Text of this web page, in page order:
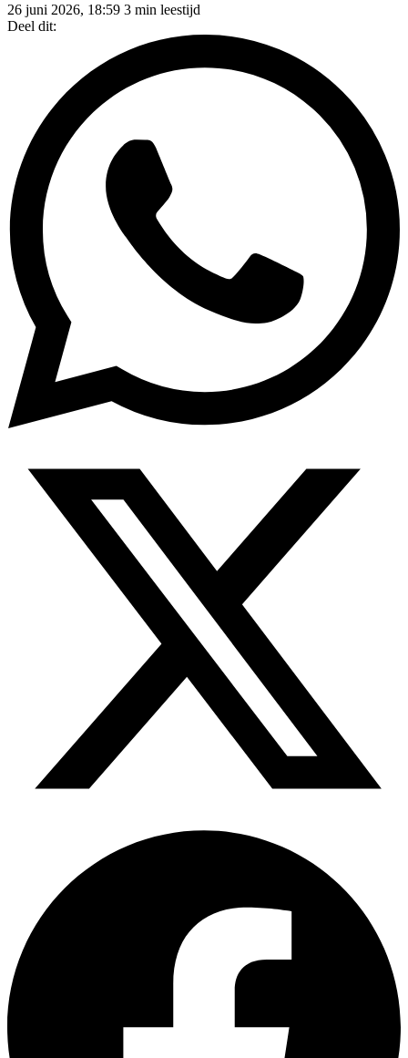
26 juni 2026, 18:59 3 min leestijd
Deel dit: